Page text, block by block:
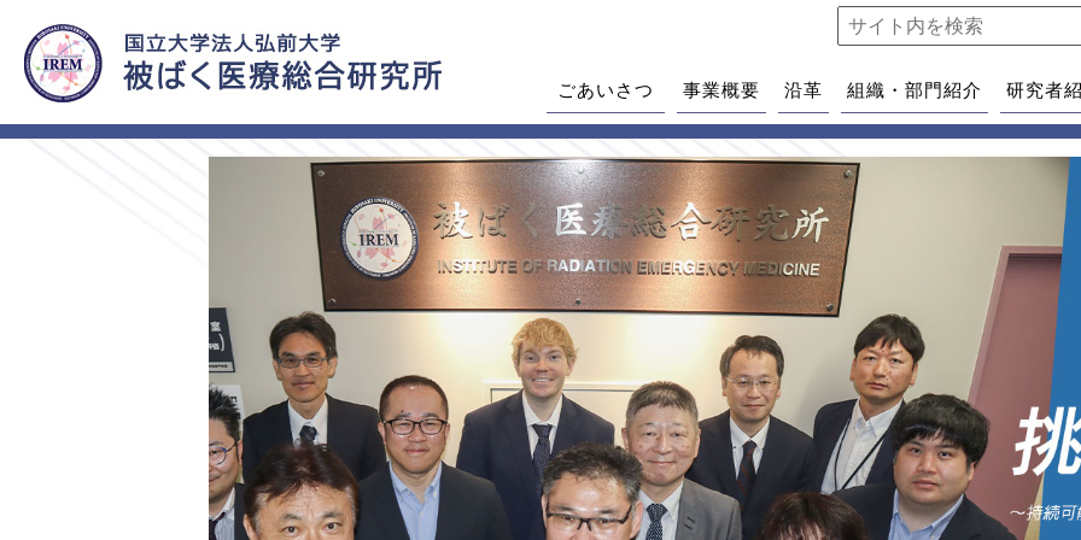
ごあいさつ 事業概要 沿革 組織・部門紹介 研究者